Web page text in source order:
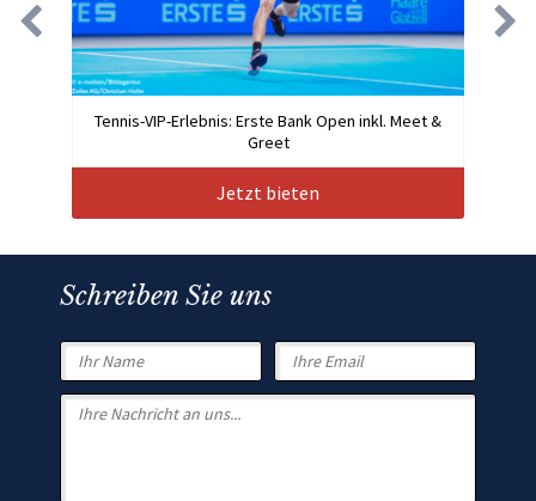
Tennis-VIP-Erlebnis: Erste Bank Open inkl. Meet &
Greet
Jetzt bieten
Schreiben Sie uns